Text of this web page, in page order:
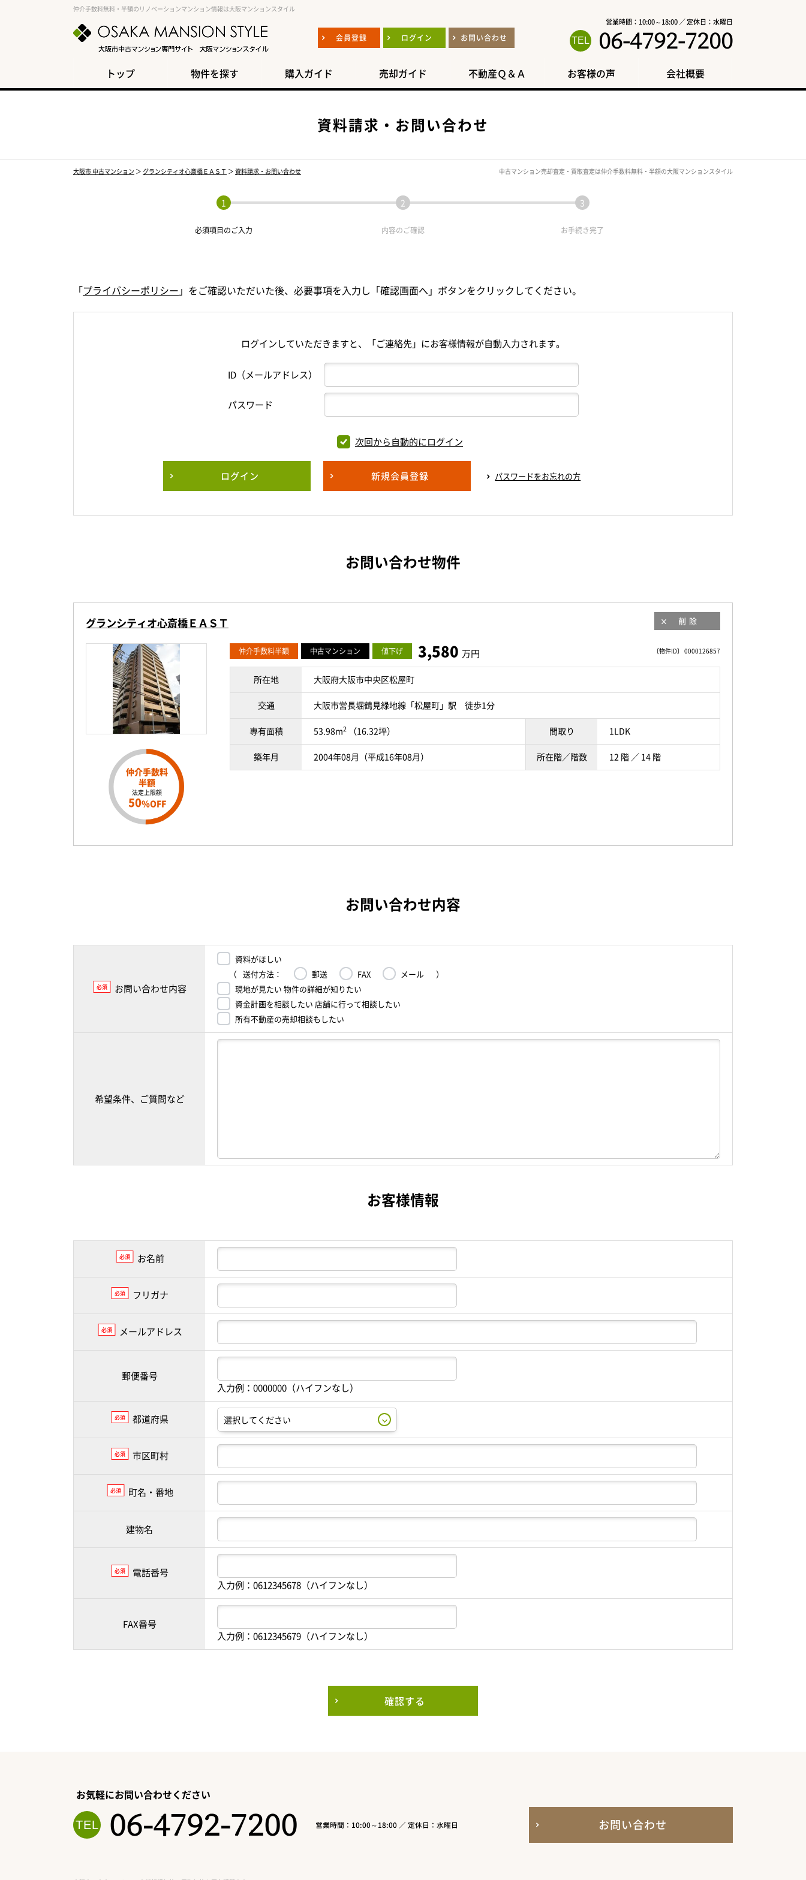
仲介手数料無料・半額のリノベーションマンション情報は大阪マンションスタイル
会員登録 ログイン お問い合わせ
営業時間：10:00～18:00 ／ 定休日：水曜日
06-4792-7200
トップ 物件を探す 購入ガイド 売却ガイド 不動産Ｑ＆Ａ お客様の声 会社概要
資料請求・お問い合わせ
大阪市 中古マンション ＞ グランシティオ心斎橋ＥＡＳＴ ＞ 資料請求・お問い合わせ 中古マンション売却査定・買取査定は仲介手数料無料・半額の大阪マンションスタイル
必須項目のご入力 内容のご確認 お手続き完了
「プライバシーポリシー 」をご確認いただいた後、必要事項を入力し「確認画面へ」ボタンをクリックしてください。
ログインしていただきますと、「ご連絡先」にお客様情報が自動入力されます。
ID（メールアドレス）
パスワード
次回から自動的にログイン
ログイン 新規会員登録 パスワードをお忘れの方
お問い合わせ物件
グランシティオ心斎橋ＥＡＳＴ 削除
仲介手数料
半額
法定上限額
50%OFF
〔物件ID〕 0000126857
仲介手数料半額 中古マンション 値下げ 3,580 万円
所在地 大阪府大阪市中央区松屋町
交通 大阪市営長堀鶴見緑地線「松屋町」駅 徒歩1分
専有面積 53.98m2 （16.32坪） 間取り 1LDK
築年月 2004年08月（平成16年08月） 所在階／階数 12 階 ／ 14 階
お問い合わせ内容
必須 お問い合わせ内容
資料がほしい
（ 送付方法： 郵送 FAX メール
）
現地が見たい 物件の詳細が知りたい
資金計画を相談したい 店舗に行って相談したい
所有不動産の売却相談もしたい
希望条件、ご質問など
お客様情報
必須 お名前
必須 フリガナ
必須 メールアドレス
郵便番号
入力例：0000000（ハイフンなし）
必須 都道府県
必須 市区町村
必須 町名・番地
建物名
必須
電話番号
入力例：0612345678（ハイフンなし）
FAX番号
入力例：0612345679（ハイフンなし）
確認する
お気軽にお問い合わせください
06-4792-7200 営業時間：10:00～18:00 ／ 定休日：水曜日 お問い合わせ